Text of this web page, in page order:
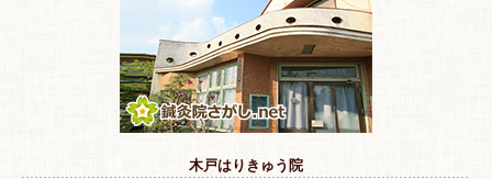
よくある質問
ホームケア
特 集
お悩み解決！
木戸はりきゅう院